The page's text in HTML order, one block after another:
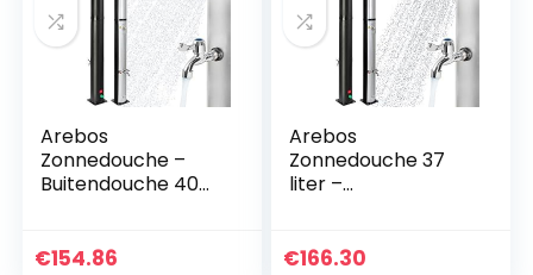
Arebos
Zonnedouche –
Buitendouche 40
thermometer –
€154.86
Arebos
Zonnedouche 37
liter –
Tuindouche met
€166.30